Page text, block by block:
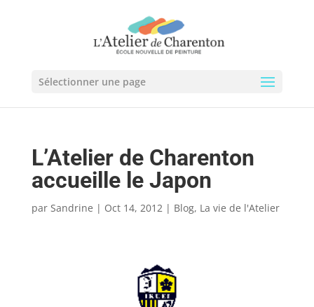
Sélectionner une page
L’Atelier de Charenton
accueille le Japon
par Sandrine | Oct 14, 2012| Blog, La vie de l'Atelier